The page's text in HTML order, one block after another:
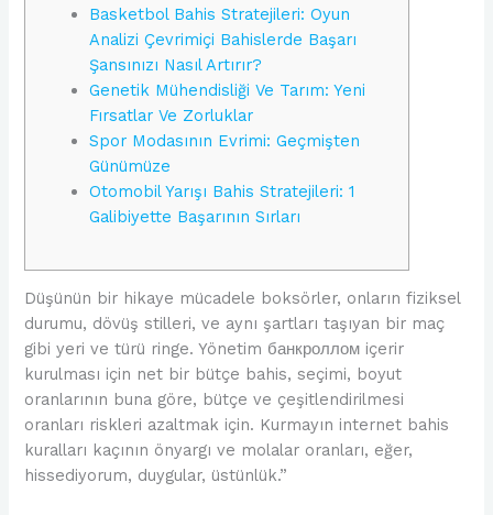
Basketbol Bahis Stratejileri: Oyun
Analizi Çevrimiçi Bahislerde Başarı
Şansınızı Nasıl Artırır?
Genetik Mühendisliği Ve Tarım: Yeni
Fırsatlar Ve Zorluklar
Spor Modasının Evrimi: Geçmişten
Günümüze
Otomobil Yarışı Bahis Stratejileri: 1
Galibiyette Başarının Sırları
Düşünün bir hikaye mücadele boksörler, onların fiziksel
durumu, dövüş stilleri, ve aynı şartları taşıyan bir maç
gibi yeri ve türü ringe. Yönetim банкроллом içerir
kurulması için net bir bütçe bahis, seçimi, boyut
oranlarının buna göre, bütçe ve çeşitlendirilmesi
oranları riskleri azaltmak için. Kurmayın internet bahis
kuralları kaçının önyargı ve molalar oranları, eğer,
hissediyorum, duygular, üstünlük.”